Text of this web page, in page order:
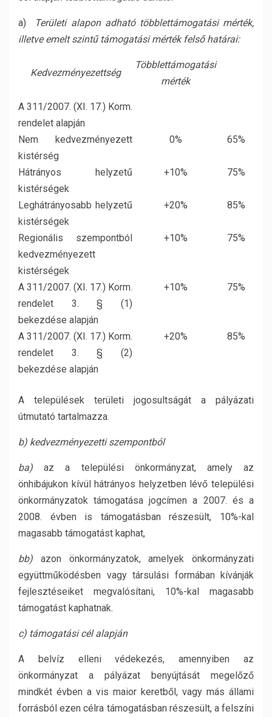
a)
Területi alapon adható többlettámogatási mérték,
illetve emelt szintű támogatási mérték felső határai:
Kedvezményezettség
Többlettámogatási
mérték
A 311/2007. (XI. 17.) Korm.
rendelet alapján
Nem kedvezményezett
kistérség
0% 65%
Hátrányos helyzetű
kistérségek
+10% 75%
Leghátrányosabb helyzetű
kistérségek
+20% 85%
Regionális szempontból
kedvezményezett
kistérségek
+10% 75%
A 311/2007. (XI. 17.) Korm.
rendelet 3. § (1)
bekezdése alapján
+10% 75%
A 311/2007. (XI. 17.) Korm.
rendelet 3. § (2)
bekezdése alapján
+20% 85%
A települések területi jogosultságát a pályázati
útmutató tartalmazza.
b) kedvezményezetti szempontból
ba)az a települési önkormányzat, amely az
önhibájukon kívül hátrányos helyzetben lévő települési
önkormányzatok támogatása jogcímen a 2007. és a
2008. évben is támogatásban részesült, 10%-kal
magasabb támogatást kaphat,
bb) azon önkormányzatok, amelyek önkormányzati
együttműködésben vagy társulási formában kívánják
fejlesztéseiket megvalósítani, 10%-kal magasabb
támogatást kaphatnak.
c) támogatási cél alapján
A belvíz elleni védekezés, amennyiben az
önkormányzat a pályázat benyújtását megelőző
mindkét évben a vis maior keretből, vagy más állami
forrásból ezen célra támogatásban részesült, a felszíni